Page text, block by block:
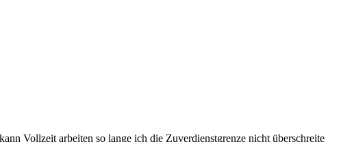
Vollzeit arbeiten so lange ich die Zuverdienstgrenze nicht überschreite